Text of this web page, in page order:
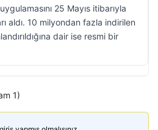
25 Mayıs itibarıyla
aldı. 10 milyondan fazla indirilen
dair ise resmi bir
1)